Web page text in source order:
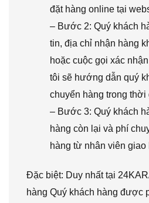
đặt hàng online tại
– Bước 2: Quý khách
tin, địa chỉ nhận hàng
hoặc cuộc gọi xác
tôi sẽ hướng dẫn quý
chuyển hàng trong thời
– Bước 3: Quý khách
hàng còn lại và phí
hàng từ nhân viên giao
Đặc biệt: Duy nhất tại
hàng Quý khách hàng được